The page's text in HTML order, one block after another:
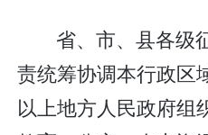
省、市、县各级
责统筹协调本行政区
以上地方人民政府组